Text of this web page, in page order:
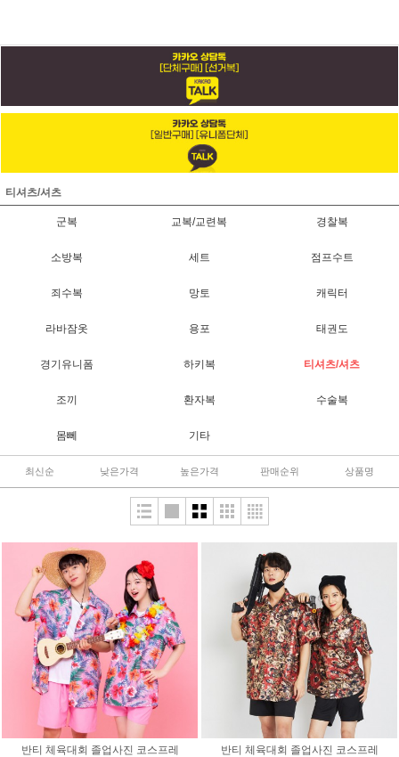
티셔츠/셔츠
군복 교복/교련복 경찰복
소방복 세트 점프수트
죄수복 망토 캐릭터
라바잠옷 용포 태권도
경기유니폼 하키복 티셔츠/셔츠
조끼 환자복 수술복
몸뻬 기타
최신순 낮은가격 높은가격 판매순위 상품명
반티 체육대회 졸업사진 코스프레
반티 체육대회 졸업사진 코스프레